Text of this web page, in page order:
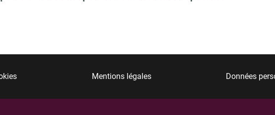
Mentions légales Données